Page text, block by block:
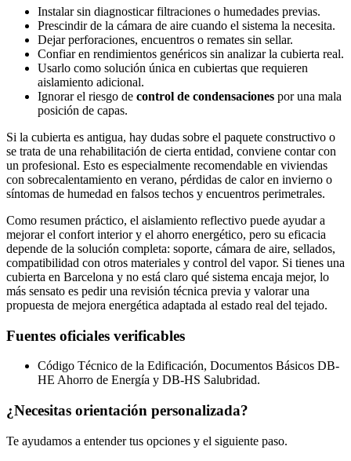
Instalar sin diagnosticar filtraciones o humedades previas.
Prescindir de la cámara de aire cuando el sistema la necesita.
Dejar perforaciones, encuentros o remates sin sellar.
Confiar en rendimientos genéricos sin analizar la cubierta real.
Usarlo como solución única en cubiertas que requieren
aislamiento adicional.
Ignorar el riesgo de control de condensaciones por una mala
posición de capas.
Si la cubierta es antigua, hay dudas sobre el paquete constructivo o
se trata de una rehabilitación de cierta entidad, conviene contar con
un profesional. Esto es especialmente recomendable en viviendas
con sobrecalentamiento en verano, pérdidas de calor en invierno o
síntomas de humedad en falsos techos y encuentros perimetrales.
Como resumen práctico, el aislamiento reflectivo puede ayudar a
mejorar el confort interior y el ahorro energético, pero su eficacia
depende de la solución completa: soporte, cámara de aire, sellados,
compatibilidad con otros materiales y control del vapor. Si tienes una
cubierta en Barcelona y no está claro qué sistema encaja mejor, lo
más sensato es pedir una revisión técnica previa y valorar una
propuesta de mejora energética adaptada al estado real del tejado.
Fuentes oficiales verificables
Código Técnico de la Edificación, Documentos Básicos DB-
HE Ahorro de Energía y DB-HS Salubridad.
¿Necesitas orientación personalizada?
Te ayudamos a entender tus opciones y el siguiente paso.